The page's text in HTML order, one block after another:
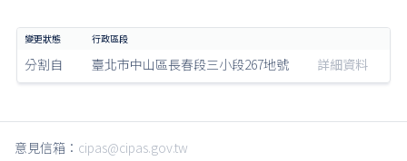
分割自 臺北市中山區長春段三小段267地號 詳細資料
意見信箱： cipas@cipas.gov.tw